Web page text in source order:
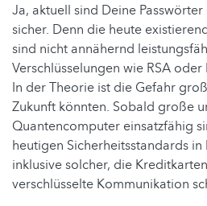
Ja, aktuell sind Deine
sicher. Denn die heute
sind nicht annähernd
Verschlüsselungen wie RSA
In der Theorie ist die Gefahr
Zukunft könnten. Sobald große
Quantencomputer einsatzfähig
heutigen Sicherheitsstandards in
inklusive solcher, die
verschlüsselte Kommunikation